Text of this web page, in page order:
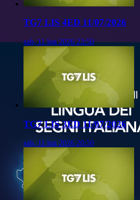
TG7 LIS 4ED 11/07/2026
sab, 11 lug 2026 23:50
TG7 LIS 3ED 11/07/2026
sab, 11 lug 2026 20:50